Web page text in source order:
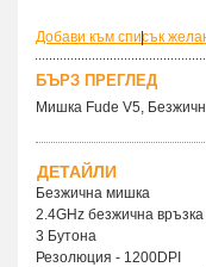
Добави към списък
|
БЪРЗ ПРЕГЛЕД
Мишка Fude V5,
ДЕТАЙЛИ
Безжична мишка
2.4GHz безжична връзка
3 Бутона
Резолюция - 1200DPI